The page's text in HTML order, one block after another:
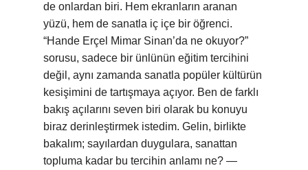
de onlardan biri. Hem ekranların aranan
yüzü, hem de sanatla iç içe bir öğrenci.
“Hande Erçel Mimar Sinan’da ne okuyor?”
sorusu, sadece bir ünlünün eğitim tercihini
değil, aynı zamanda sanatla popüler kültürün
kesişimini de tartışmaya açıyor. Ben de farklı
bakış açılarını seven biri olarak bu konuyu
biraz derinleştirmek istedim. Gelin, birlikte
bakalım; sayılardan duygulara, sanattan
topluma kadar bu tercihin anlamı ne? —